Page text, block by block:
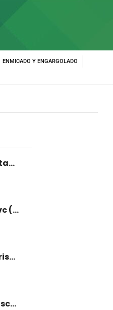
ENMICADO Y ENGARGOLADO
Papel Contac Pascua Transparente 45 Cm X 20 Mt
Plástico Pvc (Rollo)
Plastico Cristal Adherible Cal. 4 Mt
Contac Pascua Diamantado 2 Mt Fiusha